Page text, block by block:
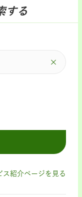
する
ス紹介ページを見る